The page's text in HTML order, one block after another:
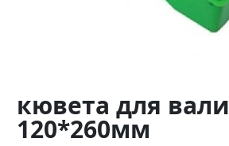
+7
кювета для
120*260мм